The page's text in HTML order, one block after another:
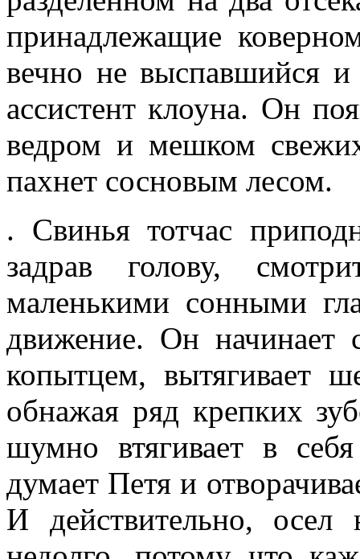
принадлежащие
вечно не выспавшийся
ассистент клоуна. Он
ведром и мешком
пахнет сосновым лесом.
. Свинья тотчас
задрав голову,
маленькими сонными
движение. Он начинает
копытцем, вытягивает
обнажая ряд крепких
шумно втягивает в
думает Петя и
И действительно, осел